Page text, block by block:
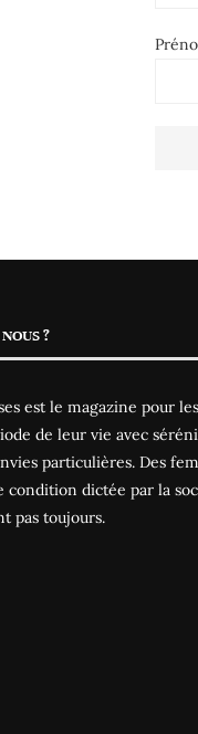
?
est le magazine pour
de leur vie avec
particulières. Des
condition dictée par la
pas toujours.